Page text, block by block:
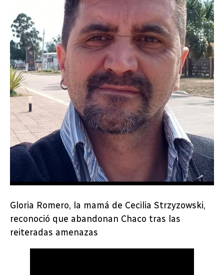
Gloria Romero, la mamá de Cecilia Strzyzowski,
reconoció que abandonan Chaco tras las
reiteradas amenazas